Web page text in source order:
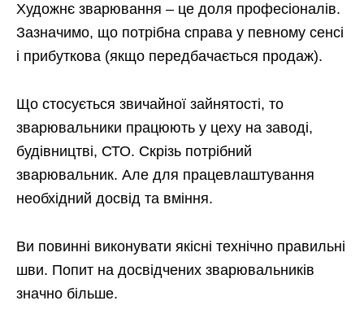
Художнє зварювання – це доля професіоналів.
Зазначимо, що потрібна справа у певному сенсі
і прибуткова (якщо передбачається продаж).
Що стосується звичайної зайнятості, то
зварювальники працюють у цеху на заводі,
будівництві, СТО. Скрізь потрібний
зварювальник. Але для працевлаштування
необхідний досвід та вміння.
Ви повинні виконувати якісні технічно правильні
шви. Попит на досвідчених зварювальників
значно більше.